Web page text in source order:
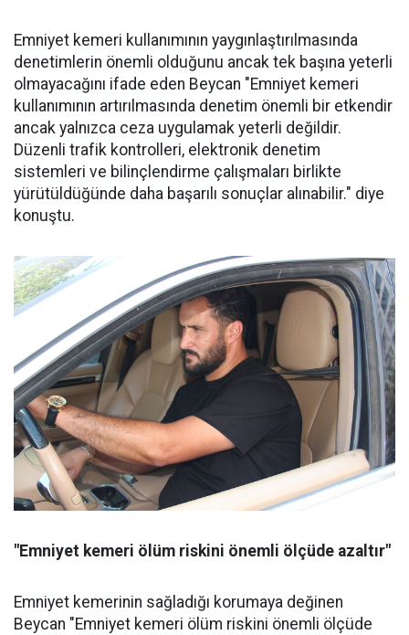
Emniyet kemeri kullanımının yaygınlaştırılmasında
denetimlerin önemli olduğunu ancak tek başına yeterli
olmayacağını ifade eden Beycan "Emniyet kemeri
kullanımının artırılmasında denetim önemli bir etkendir
ancak yalnızca ceza uygulamak yeterli değildir.
Düzenli trafik kontrolleri, elektronik denetim
sistemleri ve bilinçlendirme çalışmaları birlikte
yürütüldüğünde daha başarılı sonuçlar alınabilir." diye
konuştu.
"Emniyet kemeri ölüm riskini önemli ölçüde azaltır"
Emniyet kemerinin sağladığı korumaya değinen
Beycan "Emniyet kemeri ölüm riskini önemli ölçüde